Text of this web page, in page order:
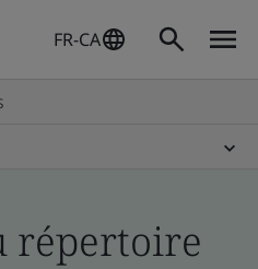
FR-CA
répertoire